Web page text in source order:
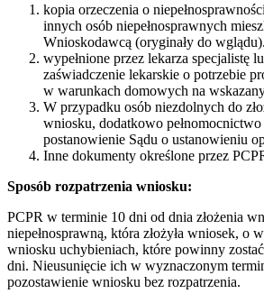
kopia orzeczenia o
innych osób niepełnosprawnych
Wnioskodawcą (oryginały do wglądu).
wypełnione przez lekarza specjalistę
zaświadczenie lekarskie o potrzebie
w warunkach domowych na
W przypadku osób niezdolnych do
wniosku, dodatkowo
postanowienie Sądu o ustanowieniu
Inne dokumenty określone przez
Sposób rozpatrzenia wniosku:
PCPR w terminie 10 dni od dnia złożenia
niepełnosprawną, która złożyła wniosek, o
wniosku uchybieniach, które powinny
dni. Nieusunięcie ich w wyznaczonym
pozostawienie wniosku bez rozpatrzenia.